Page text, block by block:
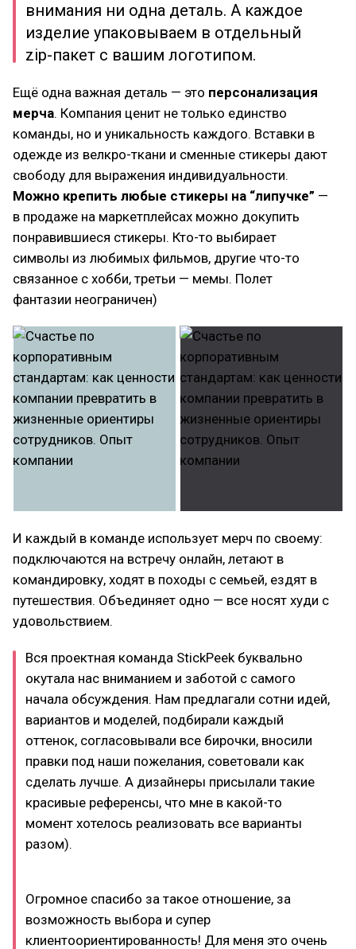
внимания ни одна деталь. А каждое
изделие упаковываем в отдельный
zip-пакет с вашим логотипом.
Ещё одна важная деталь — это персонализация
мерча. Компания ценит не только единство
команды, но и уникальность каждого. Вставки в
одежде из велкро-ткани и сменные стикеры дают
свободу для выражения индивидуальности.
Можно крепить любые стикеры на “липучке” —
в продаже на маркетплейсах можно докупить
понравившиеся стикеры. Кто-то выбирает
символы из любимых фильмов, другие что-то
связанное с хобби, третьи — мемы. Полет
фантазии неограничен)
И каждый в команде использует мерч по своему:
подключаются на встречу онлайн, летают в
командировку, ходят в походы с семьей, ездят в
путешествия. Объединяет одно — все носят худи с
удовольствием.
Вся проектная команда StickPeek буквально
окутала нас вниманием и заботой с самого
начала обсуждения. Нам предлагали сотни идей,
вариантов и моделей, подбирали каждый
оттенок, согласовывали все бирочки, вносили
правки под наши пожелания, советовали как
сделать лучше. А дизайнеры присылали такие
красивые референсы, что мне в какой-то
момент хотелось реализовать все варианты
разом).
Огромное спасибо за такое отношение, за
возможность выбора и супер
клиентоориентированность! Для меня это очень